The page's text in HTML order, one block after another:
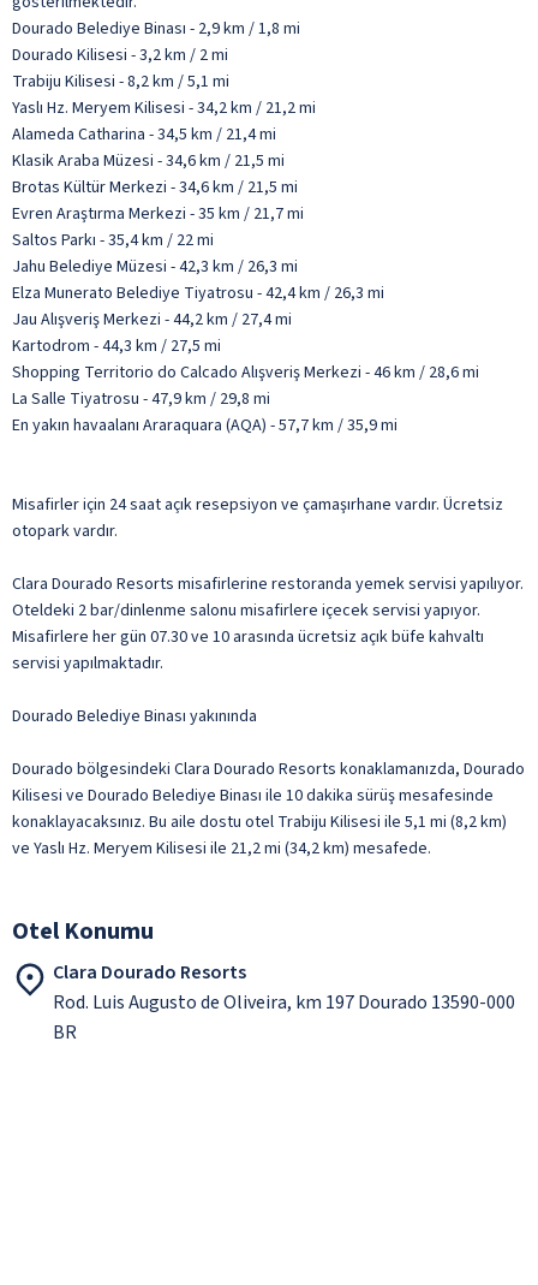
Dourado Belediye Binası - 2,9 km / 1,8 mi
Dourado Kilisesi - 3,2 km / 2 mi
Trabiju Kilisesi - 8,2 km / 5,1 mi
Yaslı Hz. Meryem Kilisesi - 34,2 km / 21,2 mi
Alameda Catharina - 34,5 km / 21,4 mi
Klasik Araba Müzesi - 34,6 km / 21,5 mi
Brotas Kültür Merkezi - 34,6 km / 21,5 mi
Evren Araştırma Merkezi - 35 km / 21,7 mi
Saltos Parkı - 35,4 km / 22 mi
Jahu Belediye Müzesi - 42,3 km / 26,3 mi
Elza Munerato Belediye Tiyatrosu - 42,4 km / 26,3 mi
Jau Alışveriş Merkezi - 44,2 km / 27,4 mi
Kartodrom - 44,3 km / 27,5 mi
Shopping Territorio do Calcado Alışveriş Merkezi - 46 km / 28,6 mi
La Salle Tiyatrosu - 47,9 km / 29,8 mi
En yakın havaalanı Araraquara (AQA) - 57,7 km / 35,9 mi
Misafirler için 24 saat açık resepsiyon ve çamaşırhane vardır. Ücretsiz
otopark vardır.
Clara Dourado Resorts misafirlerine restoranda yemek servisi yapılıyor.
Oteldeki 2 bar/dinlenme salonu misafirlere içecek servisi yapıyor.
Misafirlere her gün 07.30 ve 10 arasında ücretsiz açık büfe kahvaltı
servisi yapılmaktadır.
Dourado Belediye Binası yakınında
Dourado bölgesindeki Clara Dourado Resorts konaklamanızda, Dourado
Kilisesi ve Dourado Belediye Binası ile 10 dakika sürüş mesafesinde
konaklayacaksınız. Bu aile dostu otel Trabiju Kilisesi ile 5,1 mi (8,2 km)
ve Yaslı Hz. Meryem Kilisesi ile 21,2 mi (34,2 km) mesafede.
Otel Konumu
Clara Dourado Resorts
Rod. Luis Augusto de Oliveira, km 197 Dourado 13590-000
BR